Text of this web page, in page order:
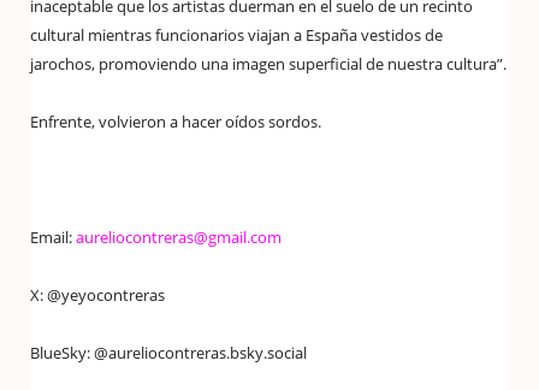
inaceptable que los artistas duerman en el suelo de un recinto
cultural mientras funcionarios viajan a España vestidos de
jarochos, promoviendo una imagen superficial de nuestra cultura”.
Enfrente, volvieron a hacer oídos sordos.
Email:aureliocontreras@gmail.com
X: @yeyocontreras
BlueSky: @aureliocontreras.bsky.social